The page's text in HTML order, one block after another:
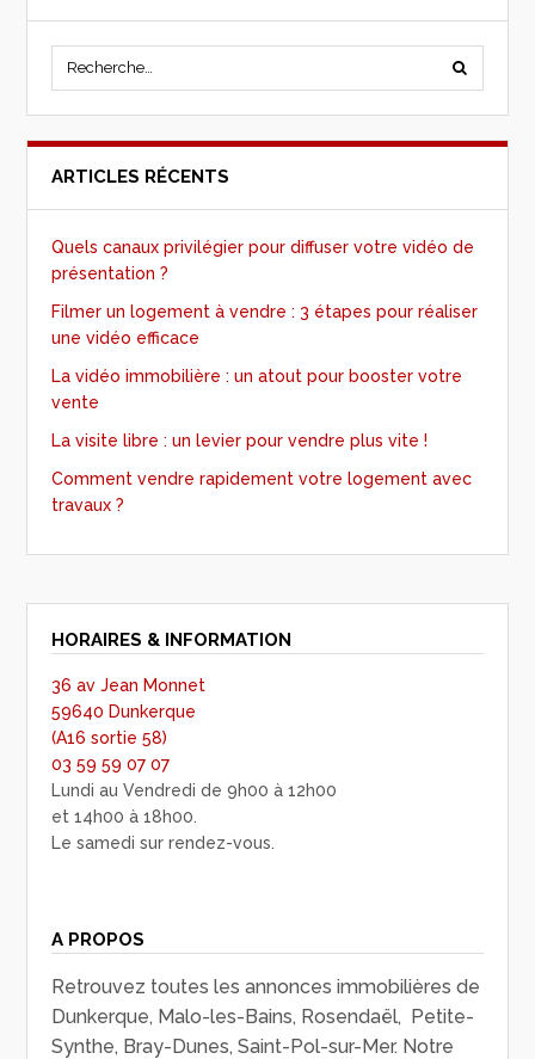
ARTICLES RÉCENTS
Quels canaux privilégier pour diffuser votre vidéo de
présentation ?
Filmer un logement à vendre : 3 étapes pour réaliser
une vidéo efficace
La vidéo immobilière : un atout pour booster votre
vente
La visite libre : un levier pour vendre plus vite !
Comment vendre rapidement votre logement avec
travaux ?
HORAIRES & INFORMATION
36 av Jean Monnet
59640 Dunkerque
(A16 sortie 58)
03 59 59 07 07
Lundi au Vendredi de 9h00 à 12h00
et 14h00 à 18h00.
Le samedi sur rendez-vous.
A PROPOS
Retrouvez toutes les annonces immobilières de
Dunkerque, Malo-les-Bains, Rosendaël, Petite-
Synthe, Bray-Dunes, Saint-Pol-sur-Mer. Notre